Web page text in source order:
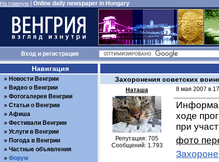
На главную Online daily newspaper in Hungary
Входи регистрация
Захоронения советских
Наташа
Репутация: 705
Сообщений: 1.793
8 мая 2007 в
ходе
при
фото
Навигация
Новости Венгрии
Видео о Венгрии
Фотогалерея Венгрии
Статьи о Венгрии
Афиша
Фестивали Венгрии
Услуги в Венгрии
Погода в Венгрии
Частные объявления
Форум